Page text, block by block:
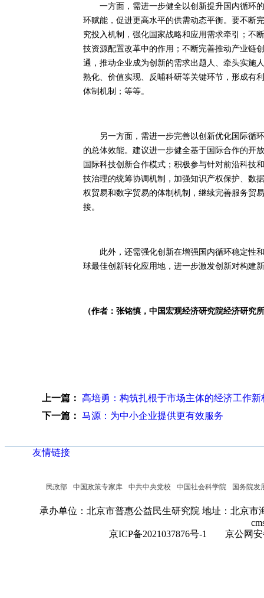
一方面，需进一步健全以创新提升国内循环的
环赋能，促进更高水平的供需动态平衡。要不断
究投入机制，强化国家战略和应用需求牵引；不
技资源配置改革中的作用；不断完善推动产业链
通，推动企业成为创新的需求出题人、牵头实施
熟化、价值实现、反哺科研等关键环节，形成有
体制机制；等等。
另一方面，需进一步完善以创新优化国际循环
的总体效能。建议进一步健全基于国际合作的开
国际科技创新合作模式；积极参与针对前沿科技
技治理的统筹协调机制，加强知识产权保护、数
权贸易和数字贸易的体制机制，继续完善服务贸
接。
此外，还需强化创新在增强国内循环稳定性和
球最佳创新转化应用地，进一步激发创新对构建
（作者：张铭慎，中国宏观经济研究院经济研究
上一篇： 高培勇：构筑扎根于市场主体的经济工作新
下一篇： 马源：为中小企业提供更有效服务
友情链接
民政部 中国政策专家库 中共中央党校 中国社会科学院 国务院发
承办单位：北京市普惠公益民生研究院 地址：北京市
京ICP备2021037876号-1
京公网安